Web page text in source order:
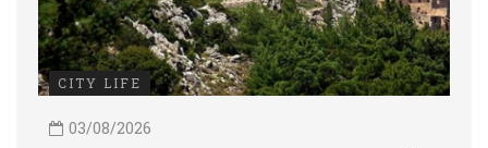
CITY LIFE
03/08/2026